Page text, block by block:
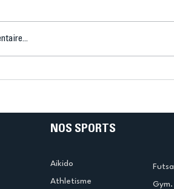
le tennis de
termine
NOS SPORTS
Aikido
Athletisme